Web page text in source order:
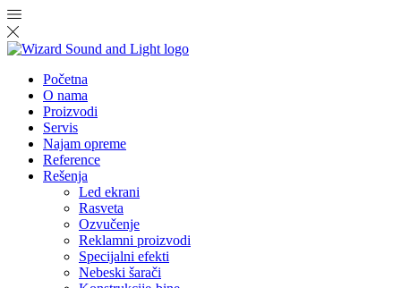
Početna
O nama
Proizvodi
Servis
Najam opreme
Reference
Rešenja
Led ekrani
Rasveta
Ozvučenje
Reklamni proizvodi
Specijalni efekti
Nebeski šarači